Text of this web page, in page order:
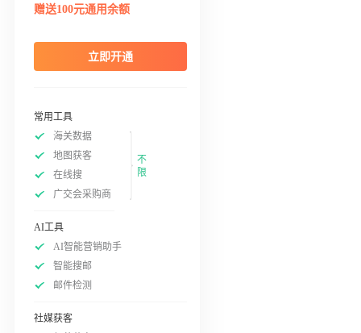
赠送100元通用余额
立即开通
常用工具
海关数据
地图获客
在线搜
广交会采购商
不
限
AI工具
AI智能营销助手
智能搜邮
邮件检测
社媒获客